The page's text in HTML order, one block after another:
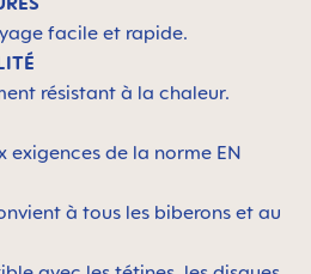
facile et rapide.
résistant à la chaleur.
de la norme EN
à tous les biberons et au